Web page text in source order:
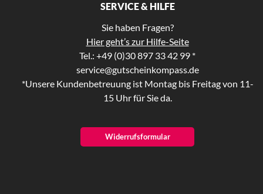
SERVICE & HILFE
Sie haben Fragen?
Hier geht’s zur Hilfe-Seite
Tel.: +49 (0)30 897 33 42 99 *
service@gutscheinkompass.de
*Unsere Kundenbetreuung ist Montag bis Freitag von 11-
15 Uhr für Sie da.
Widerrufsformular